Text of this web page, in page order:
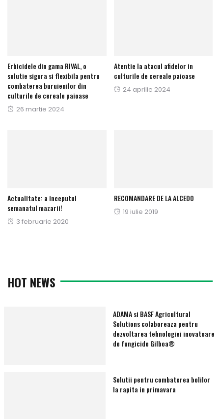
Erbicidele din gama RIVAL, o
solutie sigura si flexibila pentru
combaterea buruienilor din
culturile de cereale paioase
Publicat
26 martie 2024
Atentie la atacul afidelor in
culturile de cereale paioase
Publicat
24 aprilie 2024
Actualitate: a inceputul
semanatul mazarii!
Publicat
3 februarie 2020
RECOMANDARE DE LA ALCEDO
Publicat
19 iulie 2019
HOT NEWS
ADAMA si BASF Agricultural
Solutions colaboreaza pentru
dezvoltarea tehnologiei inovatoare
de fungicide Gilboa®
Solutii pentru combaterea bolilor
la rapita in primavara